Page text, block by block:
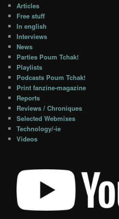
Articles
Free stuff
In english
Interviews
News
Parties Poum Tchak!
Playlists
Podcasts Poum Tchak!
Print fanzine-magazine
Reports
Reviews / Chroniques
Selected Webmixes
Technology/-ie
Videos